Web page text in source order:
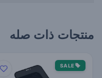
منتجات ذات صله
SALE